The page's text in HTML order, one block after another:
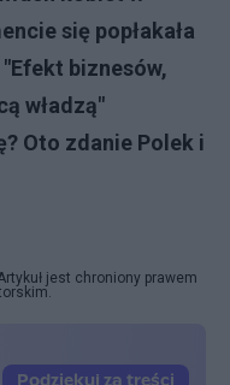
się popłakała
biznesów,
władzą"
Oto zdanie Polek i
jest chroniony prawem